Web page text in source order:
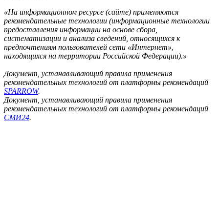
«На информационном ресурсе (сайте) применяются
рекомендательные технологии (информационные технологии
предоставления информации на основе сбора,
систематизации и анализа сведений, относящихся к
предпочтениям пользователей сети «Интернет»,
находящихся на территории Российской Федерации).»
Документ, устанавливающий правила применения
рекомендательных технологий от платформы рекомендаций
SPARROW.
Документ, устанавливающий правила применения
рекомендательных технологий от платформы рекомендаций
СМИ24.